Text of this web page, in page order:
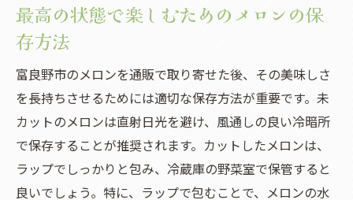
メロン通販の熨斗サービスと活用法
富良野市のメロンを贈る際の注意点
特別な包装サービスとその利用方法
新鮮な富良野市のメロンを通販で堪能するコツ
メロンを最適な状態で受け取るためのポイ
ント
最高の状態で楽しむためのメロンの保
存方法
富良野市のメロンを通販で取り寄せた後、その美味しさ
を長持ちさせるためには適切な保存方法が重要です。未
カットのメロンは直射日光を避け、風通しの良い冷暗所
で保存することが推奨されます。カットしたメロンは、
ラップでしっかりと包み、冷蔵庫の野菜室で保管すると
良いでしょう。特に、ラップで包むことで、メロンの水